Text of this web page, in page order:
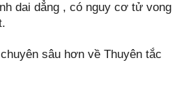
dai dẳng , có nguy cơ tử vong